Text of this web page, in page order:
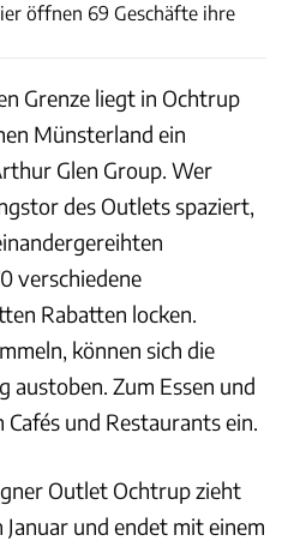
öffnen 69 Geschäfte ihre
Grenze liegt in Ochtrup
Münsterland ein
Glen Group. Wer
des Outlets spaziert,
verschiedene
Rabatten locken.
können sich die
austoben. Zum Essen und
und Restaurants ein.
Outlet Ochtrup zieht
und endet mit einem